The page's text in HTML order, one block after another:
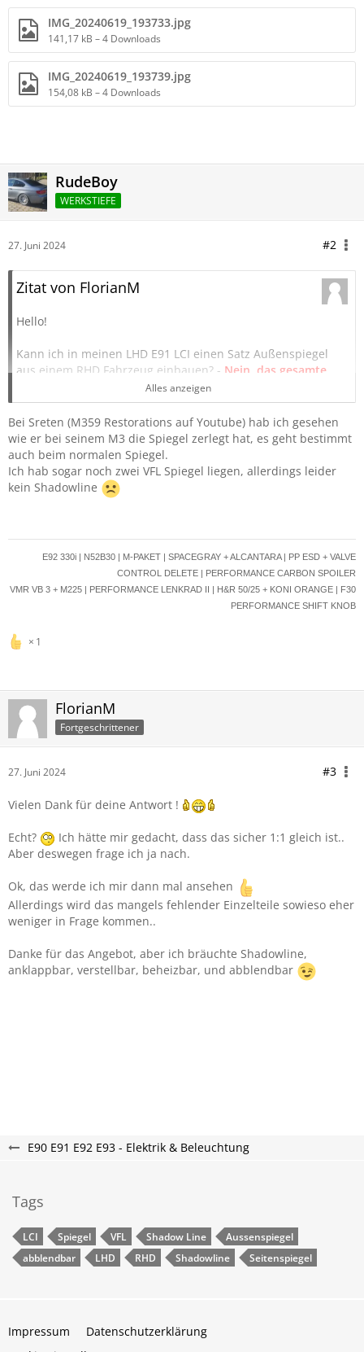
IMG_20240619_193733.jpg
141,17 kB – 4 Downloads
IMG_20240619_193739.jpg
154,08 kB – 4 Downloads
RudeBoy
WERKSTIEFE
27. Juni 2024 #2
Zitat von FlorianM
Hello!
Kann ich in meinen LHD E91 LCI einen Satz Außenspiegel
aus einem RHD Fahrzeug einbauen? - Nein, das gesamte
Gehäuse + Dreieck (Position) sind unterschiedlich, und
darum funktioniert das nicht.
Hintergrund:
Ich möchte bei meinem E91 LCI die Außenspiegel auf
Vorfacelift umrüsten.
Dazu habe ich mir bei einem Schlachter einen Satz bestellt.
Beim Versand sind aber leider die beiden Spiegeldreiecke
tauschen können, werde ich das machen, und er soll nur
die Dreiecke bezahlen.
Da ich schon ewig auf der Suche bin nach VfL Spiegeln mit
Soweit ich richtig informiert bin, kann man das zwar
2. Satz Spiegeln zum ausschlachten kaufen. Das würde zu
teuer werden.
Im Internet finde ich aber abblendbare Spiegeln mit
meine Frage oben.
Falls jemand einen Tipp hat, würde ich mich sehr darüber
Danke!!
Alles anzeigen
Bei Sreten (M359 Restorations auf Youtube) hab ich gesehen
wie er bei seinem M3 die Spiegel zerlegt hat, es geht bestimmt
auch beim normalen Spiegel.
Ich hab sogar noch zwei VFL Spiegel liegen, allerdings leider
kein Shadowline
E92 330i | N52B30 | M-PAKET | SPACEGRAY + ALCANTARA | PP ESD + VALVE
CONTROL DELETE | PERFORMANCE CARBON SPOILER
VMR VB 3 + M225 | PERFORMANCE LENKRAD II | H&R 50/25 + KONI ORANGE | F30
PERFORMANCE SHIFT KNOB
1
FlorianM
Fortgeschrittener
27. Juni 2024 #3
Vielen Dank für deine Antwort !
Echt?
Ich hätte mir gedacht, dass das sicher 1:1 gleich ist..
Aber deswegen frage ich ja nach.
Ok, das werde ich mir dann mal ansehen
Allerdings wird das mangels fehlender Einzelteile sowieso eher
weniger in Frage kommen..
Danke für das Angebot, aber ich bräuchte Shadowline,
anklappbar, verstellbar, beheizbar, und abblendbar
E90 E91 E92 E93 - Elektrik & Beleuchtung
Tags
LCI Spiegel VFL Shadow Line
Aussenspiegel
abblendbar
LHD RHD Shadowline Seitenspiegel
Impressum
Datenschutzerklärung